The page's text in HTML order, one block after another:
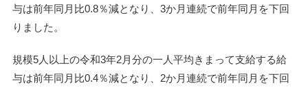
与は前年同月比0.8％減となり、3か月連続で前年同月を下回
りました。
規模5人以上の令和3年2月分の一人平均きまって支給する給
与は前年同月比0.4％減となり、2か月連続で前年同月を下回